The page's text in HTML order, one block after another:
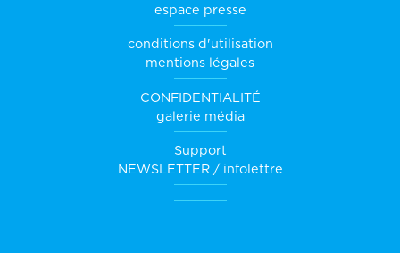
espace presse
conditions d'utilisation
mentions légales
CONFIDENTIALITÉ
galerie média
Support
NEWSLETTER / infolettre